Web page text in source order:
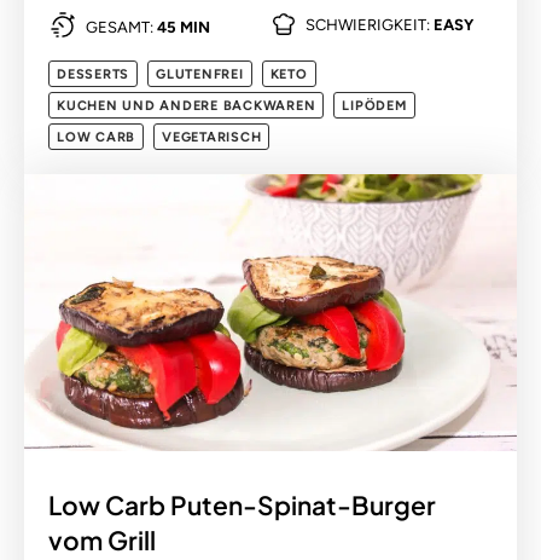
GESAMT: 45 MIN SCHWIERIGKEIT: EASY
DESSERTS GLUTENFREI
KETO
KUCHEN UND ANDERE BACKWAREN
LIPÖDEM
LOW CARB
VEGETARISCH
Low Carb Puten-Spinat-Burger
vom Grill